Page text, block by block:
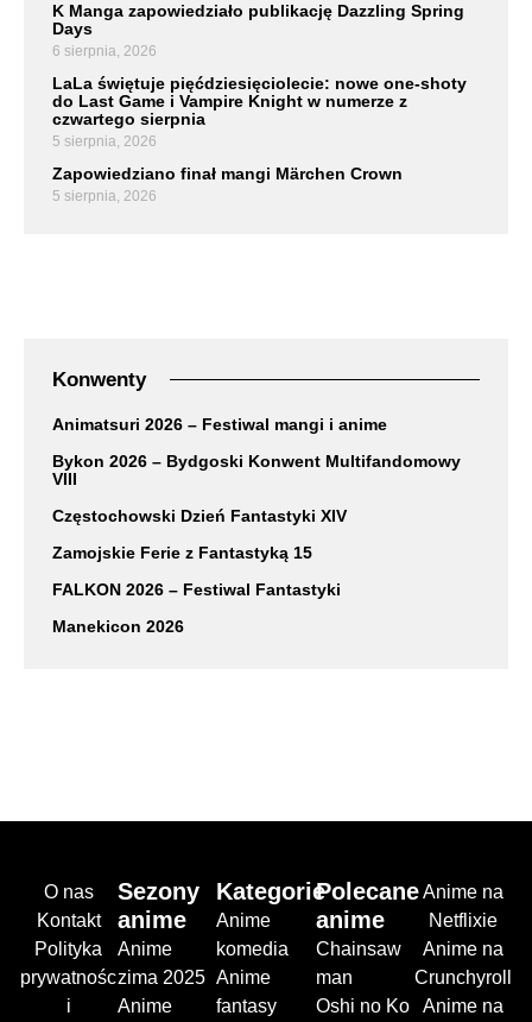
K Manga zapowiedziało publikację Dazzling Spring
Days
6 sierpnia, 2026
LaLa świętuje pięćdziesięciolecie: nowe one-shoty
do Last Game i Vampire Knight w numerze z
czwartego sierpnia
5 sierpnia, 2026
Zapowiedziano finał mangi Märchen Crown
5 sierpnia, 2026
Konwenty
Animatsuri 2026 – Festiwal mangi i anime
Bykon 2026 – Bydgoski Konwent Multifandomowy
VIII
Częstochowski Dzień Fantastyki XIV
Zamojskie Ferie z Fantastyką 15
FALKON 2026 – Festiwal Fantastyki
Manekicon 2026
O nas
Kontakt
Polityka
prywatnośc
i
Sezony
anime
Anime
zima 2025
Anime
Kategorie
Anime
komedia
Anime
fantasy
Polecane
anime
Chainsaw
man
Oshi no Ko
Anime na
Netflixie
Anime na
Crunchyroll
Anime na